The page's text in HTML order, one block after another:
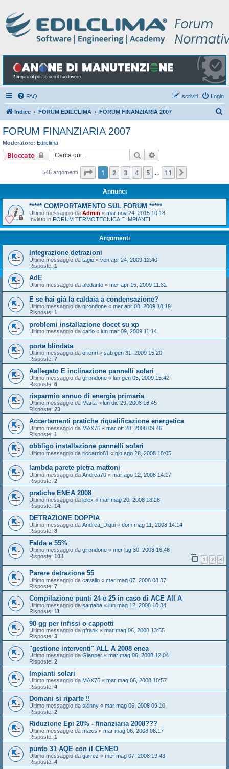
FAQ Login
Iscriviti
Indice FORUM EDILCLIMA FORUM FINANZIARIA 2007
FORUM FINANZIARIA 2007
Moderatore: Edilclima
Bloccato Cerca
546 argomenti Pagina di 11
1 2 3 4 5 11
Annunci
***** COMPORTAMENTO SUL FORUM *****
Ultimo messaggio da Admin « mar nov 24, 2015 10:18
Inviato in FORUM TERMOTECNICA E IMPIANTI
Argomenti
Integrazione detrazioni
Ultimo messaggio da tagio « ven apr 24, 2009 12:40
Risposte: 1
AdE
Ultimo messaggio da aledanto « mer apr 15, 2009 11:32
E se hai già la caldaia a condensazione?
Ultimo messaggio da girondone « mer apr 08, 2009 18:19
Risposte: 1
problemi installazione docet su xp
Ultimo messaggio da carlo « lun mar 09, 2009 11:14
porta blindata
Ultimo messaggio da orienri « sab gen 31, 2009 15:20
Risposte: 7
Aallegato E inclinazione pannelli solari
Ultimo messaggio da girondone « lun gen 05, 2009 15:42
Risposte: 6
risparmio annuo di energia primaria
Ultimo messaggio da Marta « lun dic 29, 2008 16:45
Risposte: 23
Accertamenti pratiche riqualificazione energetica
Ultimo messaggio da MAX76 « mar ott 28, 2008 09:46
Risposte: 1
obbligo installazione pannelli solari
Ultimo messaggio da riccardo81 « gio ago 28, 2008 18:05
lambda parete pietra mattoni
Ultimo messaggio da Andrea70 « mar ago 12, 2008 14:17
Risposte: 2
pratiche ENEA 2008
Ultimo messaggio da lelex « mar mag 20, 2008 18:28
Risposte: 14
DETRAZIONE DOPPIA
Ultimo messaggio da Andrea_Diqui « dom mag 11, 2008 14:14
Risposte: 8
Falda e 55%
Ultimo messaggio da girondone « mer lug 30, 2008 16:48
Risposte: 103 1 2 3
Parere detrazione 55
Ultimo messaggio da cavallo « mer mag 07, 2008 08:37
Risposte: 7
Compilazione punti 24 e 25 in caso di ACE All A
Ultimo messaggio da samaba « lun mag 12, 2008 10:34
Risposte: 11
90 gg per infissi o cappotti
Ultimo messaggio da gfrank « mar mag 06, 2008 13:55
Risposte: 3
"gestione interventi" ALL A 2008 enea
Ultimo messaggio da Gianper « mar mag 06, 2008 12:04
Risposte: 2
Impianti solari
Ultimo messaggio da MAX76 « mar mag 06, 2008 10:57
Risposte: 4
Domani si riparte !!
Ultimo messaggio da skinny « mar mag 06, 2008 09:10
Risposte: 2
Riduzione Epi 20% - finanziaria 2008???
Ultimo messaggio da maxis « mar mag 06, 2008 08:17
Risposte: 1
punto 31 AQE con il CENED
Ultimo messaggio da garrez « mer mag 07, 2008 19:43
Risposte: 4